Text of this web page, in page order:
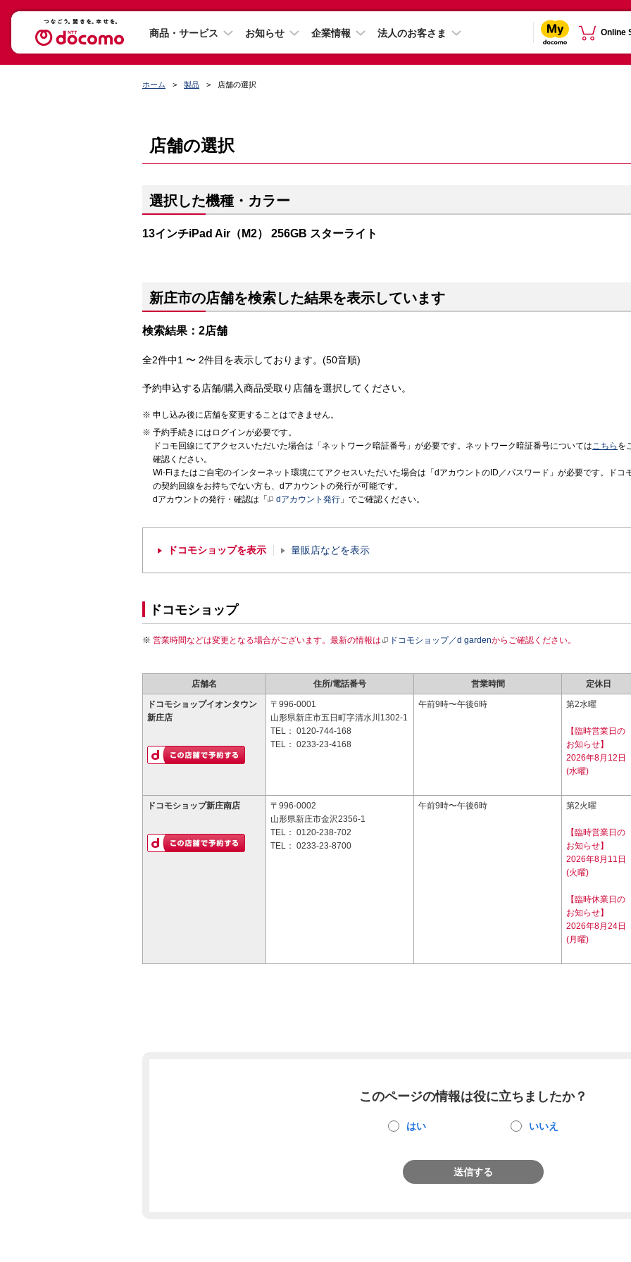
商品・サービス お知らせ 企業情報 法人のお客さま Online
ホーム 製品 店舗の選択
店舗の選択
選択した機種・カラー
13インチiPad Air（M2） 256GB スターライト
新庄市の店舗を検索した結果を表示しています
検索結果：2店舗
全2件中1 〜 2件目を表示しております。(50音順)
予約申込する店舗/購入商品受取り店舗を選択してください。
申し込み後に店舗を変更することはできません。
予約手続きにはログインが必要です。
ドコモ回線にてアクセスいただいた場合は「ネットワーク暗証番号」が必要です。ネットワーク暗証番号についてはこちら を
確認ください。
Wi-Fiまたはご自宅のインターネット環境にてアクセスいただいた場合は「dアカウントのID／パスワード」が必要です。ドコ
の契約回線をお持ちでない方も、dアカウントの発行が可能です。
dアカウントの発行・確認は「
dアカウント発行 」でご確認ください。
ドコモショップを表示 量販店などを表示
ドコモショップ
営業時間などは変更となる場合がございます。最新の情報は ドコモショップ／d gardenからご確認ください。
店舗名 住所/電話番号 営業時間 定休日
ドコモショップイオンタウン
新庄店
〒996-0001
山形県新庄市五日町字清水川1302-1
TEL： 0120-744-168
TEL： 0233-23-4168
午前9時〜午後6時 第2水曜
【臨時営業日の
お知らせ】
2026年8月12日
(水曜)
ドコモショップ新庄南店
〒996-0002
山形県新庄市金沢2356-1
TEL： 0120-238-702
TEL： 0233-23-8700
午前9時〜午後6時 第2火曜
【臨時営業日の
お知らせ】
2026年8月11日
(火曜)
【臨時休業日の
お知らせ】
2026年8月24日
(月曜)
このページの情報は役に立ちましたか？
はい いいえ
送信する